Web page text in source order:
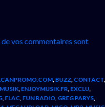
de vos commentaires sont
BUZZ CONTACT
ENJOYMUSIK.FR EXCLU
FLAC FUN RADIO GREG PARYS